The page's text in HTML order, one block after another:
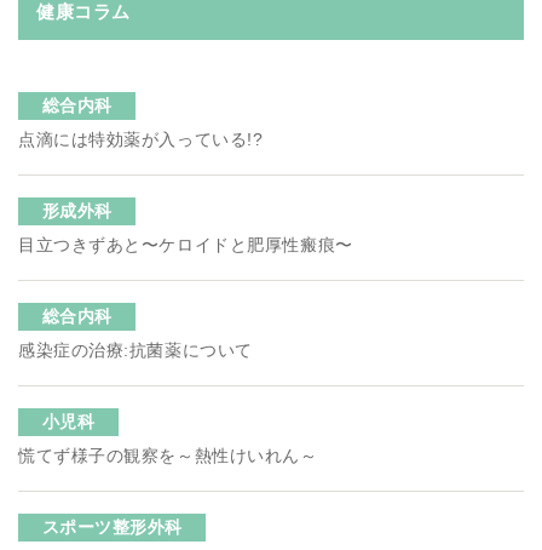
健康コラム
総合内科
点滴には特効薬が入っている!?
形成外科
目立つきずあと〜ケロイドと肥厚性瘢痕〜
総合内科
感染症の治療:抗菌薬について
小児科
慌てず様子の観察を～熱性けいれん～
スポーツ整形外科